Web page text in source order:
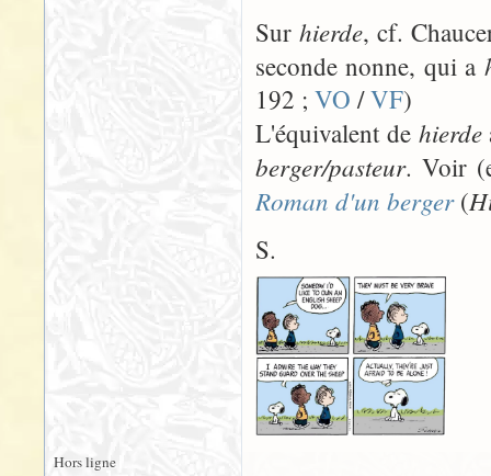
Surhierde, cf.
seconde nonne, qui a
192 ; VO /VF)
L'équivalent de hierde
berger/pasteur. Voir
Roman d'un berger(
S.
Hors ligne